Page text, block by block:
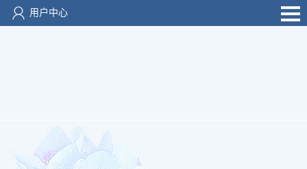
用户中心